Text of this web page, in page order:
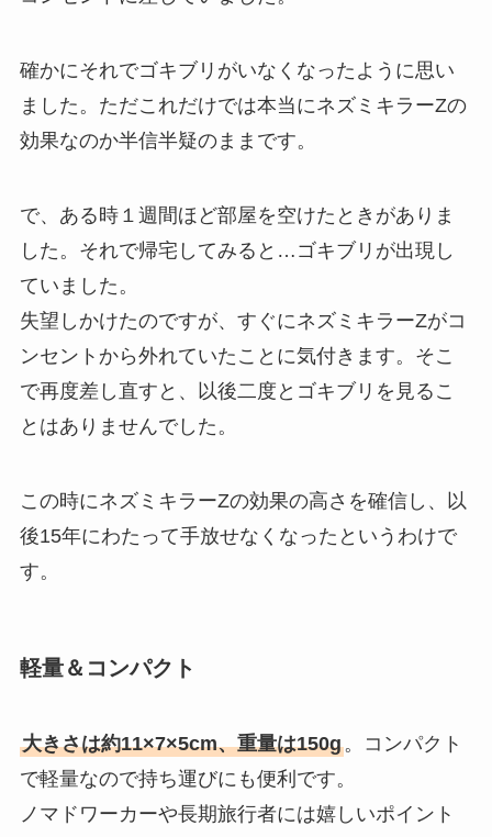
確かにそれでゴキブリがいなくなったように思い
ました。ただこれだけでは本当にネズミキラーZの
効果なのか半信半疑のままです。
で、ある時１週間ほど部屋を空けたときがありま
した。それで帰宅してみると…ゴキブリが出現し
ていました。
失望しかけたのですが、すぐにネズミキラーZがコ
ンセントから外れていたことに気付きます。そこ
で再度差し直すと、以後二度とゴキブリを見るこ
とはありませんでした。
この時にネズミキラーZの効果の高さを確信し、以
後15年にわたって手放せなくなったというわけで
す。
軽量＆コンパクト
大きさは約11×7×5cm、重量は150g。コンパクト
で軽量なので持ち運びにも便利です。
ノマドワーカーや長期旅行者には嬉しいポイント